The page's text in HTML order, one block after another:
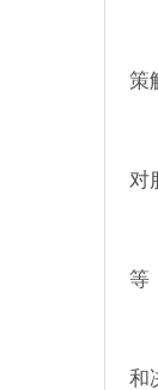
策
对
等
和